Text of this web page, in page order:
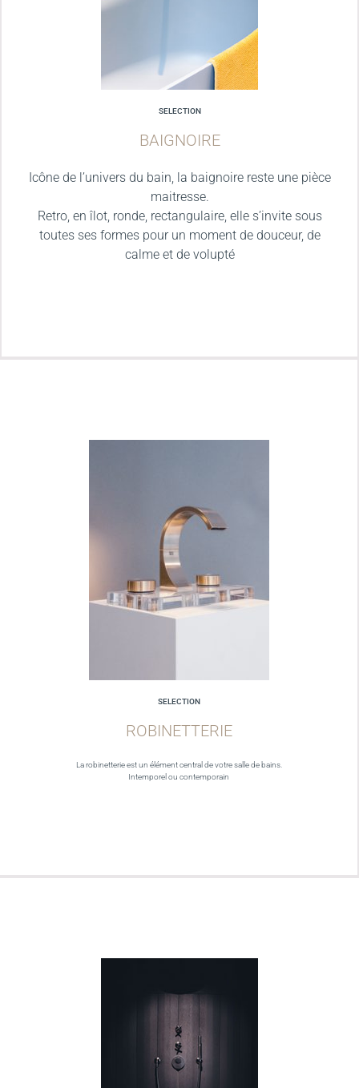
SELECTION
BAIGNOIRE
Icône de l’univers du bain, la baignoire reste une pièce
maitresse.
Retro, en îlot, ronde, rectangulaire, elle s’invite sous
toutes ses formes pour un moment de douceur, de
calme et de volupté
SELECTION
ROBINETTERIE
La robinetterie est un élément central de votre salle de bains.
Intemporel ou contemporain